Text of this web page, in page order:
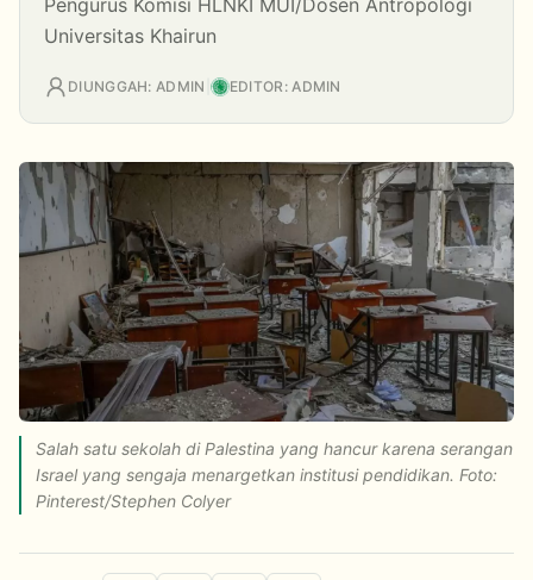
Pengurus Komisi HLNKI MUI/Dosen Antropologi
Universitas Khairun
DIUNGGAH: ADMIN EDITOR: ADMIN
Salah satu sekolah di Palestina yang hancur karena serangan
Israel yang sengaja menargetkan institusi pendidikan. Foto:
Pinterest/Stephen Colyer